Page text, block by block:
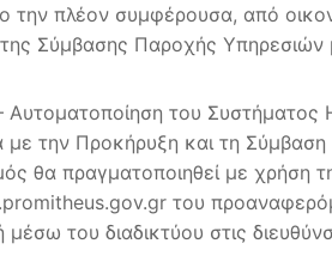
την πλέον συμφέρουσα, από
Σύμβασης Παροχής Υπηρεσιών
του Συστήματος
την Προκήρυξη και τη
θα πραγματοποιηθεί με χρήση
του
του διαδικτύου στις